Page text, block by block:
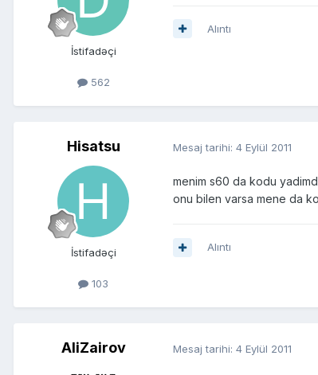
İstifadəçi
562
Alıntı
Hisatsu
İstifadəçi
103
Mesaj tarihi: 4 Eylül 2011
menim s60 da kodu
onu bilen varsa mene da
Alıntı
AliZairov Mesaj tarihi: 4 Eylül 2011